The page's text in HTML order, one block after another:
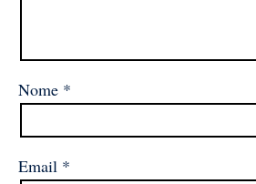
Nome *
Email *